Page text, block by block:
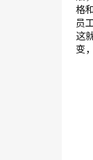
格
员
这
变